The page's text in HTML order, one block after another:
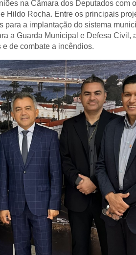
na Câmara dos Deputados com
Hildo Rocha. Entre os principais
para a implantação do sistema
a Guarda Municipal e Defesa Civil,
de combate a incêndios.